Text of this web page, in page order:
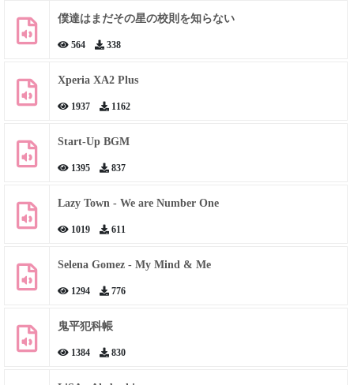
僕達はまだその星の校則を知らない
564 338
Xperia XA2 Plus
1937 1162
Start-Up BGM
1395 837
Lazy Town - We are Number One
1019 611
Selena Gomez - My Mind & Me
1294 776
鬼平犯科帳
1384 830